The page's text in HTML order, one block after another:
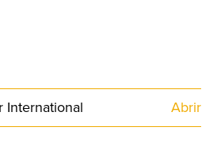
International Abrir